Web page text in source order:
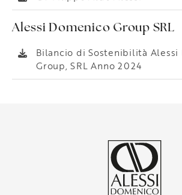
Alessi Domenico Group SRL
Bilancio di Sostenibilità Alessi
Group, SRL Anno 2024